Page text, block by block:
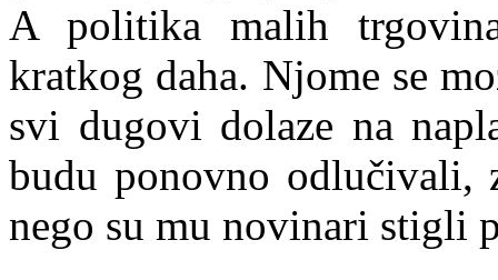
A politika malih
kratkog daha. Njome se
svi dugovi dolaze na
budu ponovno
nego su mu novinari stigli